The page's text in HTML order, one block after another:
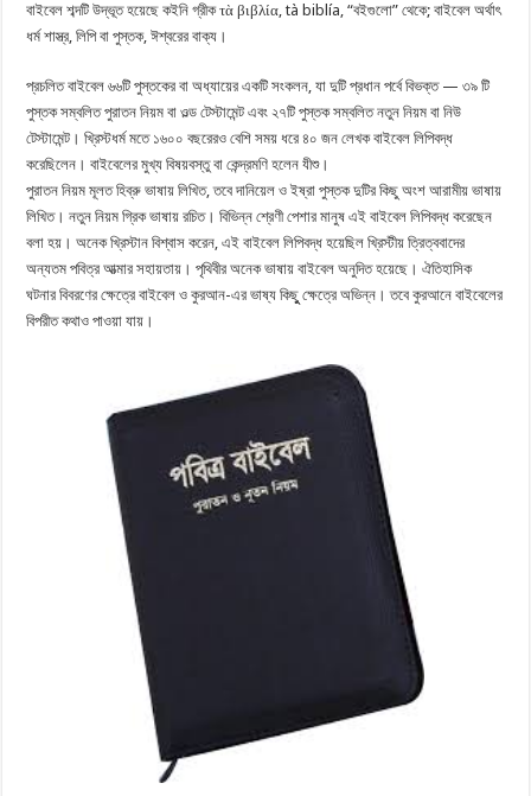
বাইবেল শব্দটি উদ্ভূত হয়েছে কইনি গ্রীক τὰ βιβλία, tà biblía, “বইগুলো” থেকে; বাইবেল অর্থাৎ
ধর্ম শাস্ত্র, লিপি বা পুস্তক, ঈশ্বরের বাক্য।
প্রচলিত বাইবেল ৬৬টি পুস্তকের বা অধ্যায়ের একটি সংকলন, যা দুটি প্রধান পর্বে বিভক্ত — ৩৯ টি
পুস্তক সম্বলিত পুরাতন নিয়ম বা ওল্ড টেস্টামেন্ট এবং ২৭টি পুস্তক সম্বলিত নতুন নিয়ম বা নিউ
টেস্টামেন্ট। খ্রিস্টধর্ম মতে ১৬০০ বছরেরও বেশি সময় ধরে ৪০ জন লেখক বাইবেল লিপিবদ্ধ
করেছিলেন। বাইবেলের মুখ্য বিষয়বস্তু বা কেন্দ্রমণি হলেন যীশু।
পুরাতন নিয়ম মূলত হিব্রু ভাষায় লিখিত, তবে দানিয়েল ও ইষ্রা পুস্তক দুটির কিছু অংশ আরামীয় ভাষায়
লিখিত। নতুন নিয়ম গ্রিক ভাষায় রচিত। বিভিন্ন শ্রেণী পেশার মানুষ এই বাইবেল লিপিবদ্ধ করেছেন
বলা হয়। অনেক খ্রিস্টান বিশ্বাস করেন, এই বাইবেল লিপিবদ্ধ হয়েছিল খ্রিস্টীয় ত্রিত্ববাদের
অন্যতম পবিত্র আত্মার সহায়তায়। পৃথিবীর অনেক ভাষায় বাইবেল অনুদিত হয়েছে। ঐতিহাসিক
ঘটনার বিবরণের ক্ষেত্রে বাইবেল ও কুরআন-এর ভাষ্য কিছুু ক্ষেত্রে অভিন্ন। তবে কুরআনে বাইবেলের
বিপরীত কথাও পাওয়া যায়।